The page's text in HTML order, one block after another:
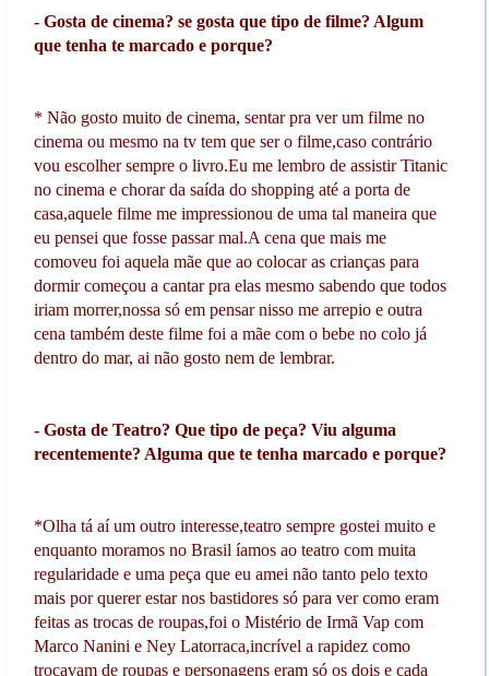
- Gosta de cinema? se gosta que tipo de filme? Algum
que tenha te marcado e porque?
* Não gosto muito de cinema, sentar pra ver um filme no
cinema ou mesmo na tv tem que ser o filme,caso contrário
vou escolher sempre o livro.Eu me lembro de assistir Titanic
no cinema e chorar da saída do shopping até a porta de
casa,aquele filme me impressionou de uma tal maneira que
eu pensei que fosse passar mal.A cena que mais me
comoveu foi aquela mãe que ao colocar as crianças para
dormir começou a cantar pra elas mesmo sabendo que todos
iriam morrer,nossa só em pensar nisso me arrepio e outra
cena também deste filme foi a mãe com o bebe no colo já
dentro do mar, ai não gosto nem de lembrar.
- Gosta de Teatro? Que tipo de peça? Viu alguma
recentemente? Alguma que te tenha marcado e porque?
*Olha tá aí um outro interesse,teatro sempre gostei muito e
enquanto moramos no Brasil íamos ao teatro com muita
regularidade e uma peça que eu amei não tanto pelo texto
mais por querer estar nos bastidores só para ver como eram
feitas as trocas de roupas,foi o Mistério de Irmã Vap com
Marco Nanini e Ney Latorraca,incrível a rapidez como
trocavam de roupas e personagens eram só os dois e cada